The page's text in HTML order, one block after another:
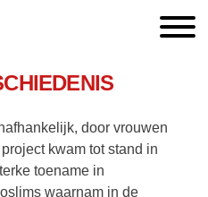
door vrouwen
kwam tot stand in
toename in
waarnam in de